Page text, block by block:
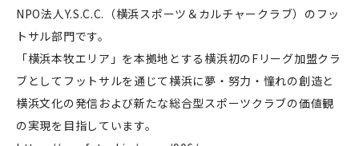
NPO法⼈Y.S.C.C.（横浜スポーツ＆カルチャークラブ）のフッ
トサル部⾨です。
「横浜本牧エリア」を本拠地とする横浜初のFリーグ加盟クラ
ブとしてフットサルを通じて横浜に夢・努⼒・憧れの創造と
横浜⽂化の発信および新たな総合型スポーツクラブの価値観
の実現を⽬指しています。